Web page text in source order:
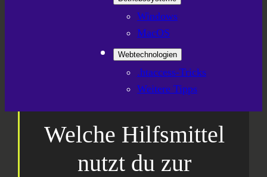
Windows
MacOS
Webtechnologien
.htaccess-Tricks
Weitere Tipps
Welche Hilfsmittel
nutzt du zur